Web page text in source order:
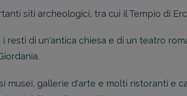
siti archeologici, tra cui il Tempio di
resti di un'antica chiesa e di un teatro
musei, gallerie d'arte e molti ristoranti e